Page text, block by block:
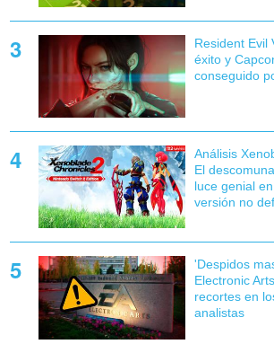
Resident Evil
éxito y
conseguido
Análisis
El
luce genial
versión no
'Despidos
Electronic
recortes en
analistas